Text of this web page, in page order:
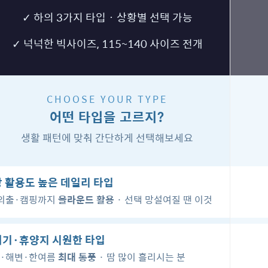
✓ 하의 3가지 타입 · 상황별 선택 가능
✓ 넉넉한 빅사이즈, 115~140 사이즈 전개
CHOOSE YOUR TYPE
어떤 타입을 고르지?
생활 패턴에 맞춰 간단하게 선택해보세요
활용도 높은 데일리 타입
출·캠핑까지 올라운드 활용 · 선택 망설여질 땐 이것
·휴양지 시원한 타입
해변·한여름 최대 통풍 · 땀 많이 흘리시는 분